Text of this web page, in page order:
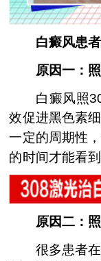
白癜风患者
原因一：
白癜风照
效促进黑色素
一定的周期性
的时间才能看
原因二：
很多患者在